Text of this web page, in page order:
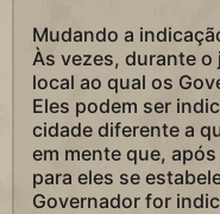
Mudando a
Às vezes, durante o
local ao qual os
Eles podem ser
cidade diferente a
em mente que,
para eles se
Governador for